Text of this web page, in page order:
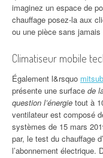
imaginez un espace de
chauffage posez-la aux
ou une pièce sans jamais
Climatiseur mobile
Également l&rsquo
présente une surface de
question l’énergie tout à
ventilateur est composé
systèmes de 15 mars
par, le test du chauffage
l’abonnement électrique.